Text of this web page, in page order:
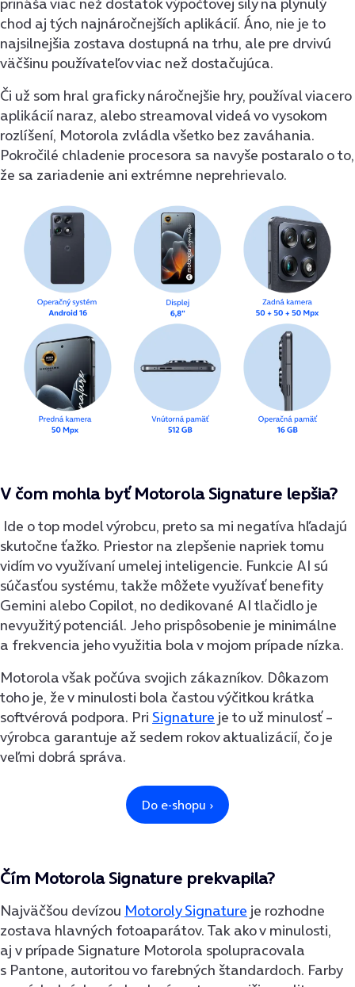
chod aj tých najnáročnejších aplikácií. Áno, nie je to
najsilnejšia zostava dostupná na trhu, ale pre drvivú
väčšinu používateľov viac než dostačujúca.
Či už som hral graficky náročnejšie hry, používal viacero
aplikácií naraz, alebo streamoval videá vo vysokom
rozlíšení, Motorola zvládla všetko bez zaváhania.
Pokročilé chladenie procesora sa navyše postaralo o to,
že sa zariadenie ani extrémne neprehrievalo.
V čom mohla byť Motorola Signature lepšia?
Ide o top model výrobcu, preto sa mi negatíva hľadajú
skutočne ťažko. Priestor na zlepšenie napriek tomu
vidím vo využívaní umelej inteligencie. Funkcie AI sú
súčasťou systému, takže môžete využívať benefity
Gemini alebo Copilot, no dedikované AI tlačidlo je
nevyužitý potenciál. Jeho prispôsobenie je minimálne
a frekvencia jeho využitia bola v mojom prípade nízka.
Motorola však počúva svojich zákazníkov. Dôkazom
toho je, že v minulosti bola častou výčitkou krátka
softvérová podpora. Pri Signature je to už minulosť –
výrobca garantuje až sedem rokov aktualizácií, čo je
veľmi dobrá správa.
Čím Motorola Signature prekvapila?
Najväčšou devízou Motoroly Signature je rozhodne
zostava hlavných fotoaparátov. Tak ako v minulosti,
aj v prípade Signature Motorola spolupracovala
s Pantone, autoritou vo farebných štandardoch. Farby